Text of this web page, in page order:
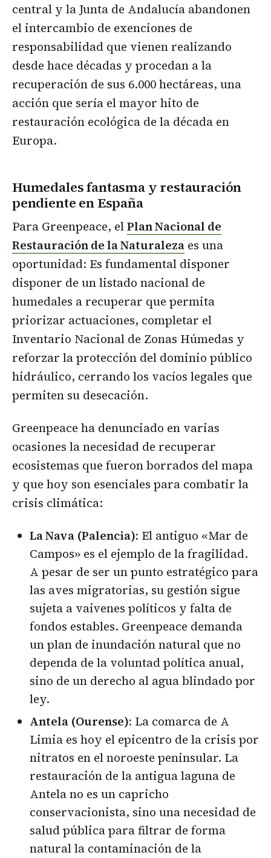
central y la Junta de Andalucía abandonen
el intercambio de exenciones de
responsabilidad que vienen realizando
desde hace décadas y procedan a la
recuperación de sus 6.000 hectáreas, una
acción que sería el mayor hito de
restauración ecológica de la década en
Europa.
Humedales fantasma y restauración
pendiente en España
Para Greenpeace, elPlan Nacional de
Restauración de la Naturaleza es una
oportunidad: Es fundamental disponer
disponer de un listado nacional de
humedales a recuperar que permita
priorizar actuaciones, completar el
Inventario Nacional de Zonas Húmedas y
reforzar la protección del dominio público
hidráulico, cerrando los vacíos legales que
permiten su desecación.
Greenpeace ha denunciado en varias
ocasiones la necesidad de recuperar
ecosistemas que fueron borrados del mapa
y que hoy son esenciales para combatir la
crisis climática:
La Nava (Palencia): El antiguo «Mar de
Campos» es el ejemplo de la fragilidad.
A pesar de ser un punto estratégico para
las aves migratorias, su gestión sigue
sujeta a vaivenes políticos y falta de
fondos estables. Greenpeace demanda
un plan de inundación natural que no
dependa de la voluntad política anual,
sino de un derecho al agua blindado por
ley.
Antela (Ourense): La comarca de A
Limia es hoy el epicentro de la crisis por
nitratos en el noroeste peninsular. La
restauración de la antigua laguna de
Antela no es un capricho
conservacionista, sino una necesidad de
salud pública para filtrar de forma
natural la contaminación de la